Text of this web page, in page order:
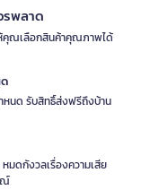
รพลาด
คุณเลือกสินค้าคุณภาพได้
หนด รับสิทธิ์ส่งฟรีถึงบ้าน
มดกังวลเรื่องความเสีย
ณ์